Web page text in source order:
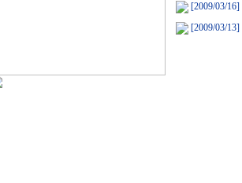
[2009/03/16]
[2009/03/13]